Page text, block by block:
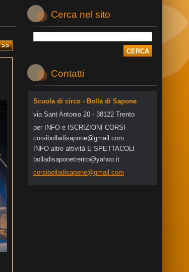
>>
Cerca nel sito
Contatti
Scuola di circo - Bolla di Sapone
via Sant Antonio 20 - 38122 Trento
per INFO e ISCRIZIONI CORSI
corsibol ladisapone@gmail .com
INFO altre attività E SPETTACOLI
bolladisaponetrento@yahoo.it
corsibolladisapone@gmail.com